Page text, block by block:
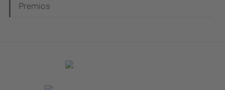
Premios